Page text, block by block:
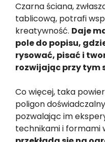
Czarna ściana,
tablicową, potrafi
kreatywność. Daje
pole do popisu,
rysować, pisać i
rozwijając przy tym
Co więcej, taka
poligon
pozwalając im
technikami i formami